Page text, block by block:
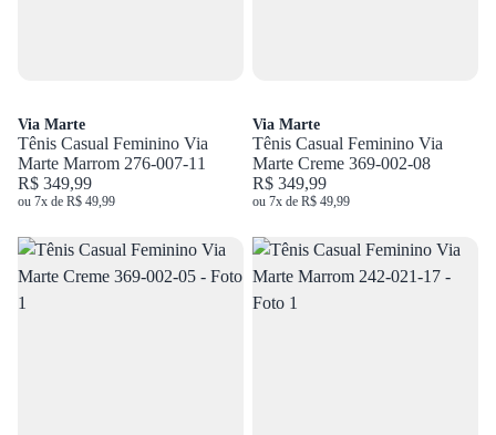
Via Marte
Tênis Casual Feminino Via
Marte Marrom 276-007-11
R$ 349,99
ou 7x de R$ 49,99
Via Marte
Tênis Casual Feminino Via
Marte Creme 369-002-08
R$ 349,99
ou 7x de R$ 49,99